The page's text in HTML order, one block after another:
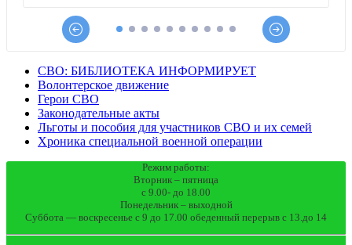
СВО: БИБЛИОТЕКА ИНФОРМИРУЕТ
Волонтерское движение
Герои СВО
Законодательные акты
Льготы и пособия для участников СВО и их семей
Хроника специальной военной операции
Режим работы:
Вторник – пятница
с 9.00- до 18.00
Понедельник – выходной
Суббота — воскресенье с 9 до 17.00 обеденный перерыв с 13.до 14